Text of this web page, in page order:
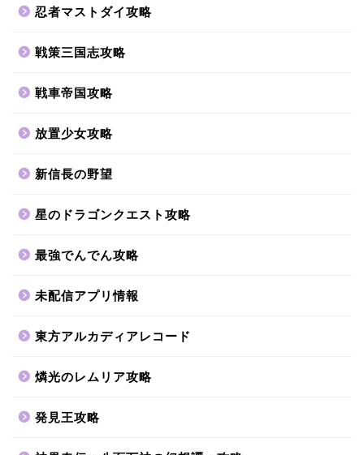
忍者マストダイ攻略
戦策三国志攻略
戦車帝国攻略
放置少女攻略
新信長の野望
星のドラゴンクエスト攻略
最強でんでん攻略
未配信アプリ情報
東方アルカディアレコード
燐光のレムリア攻略
発見王攻略